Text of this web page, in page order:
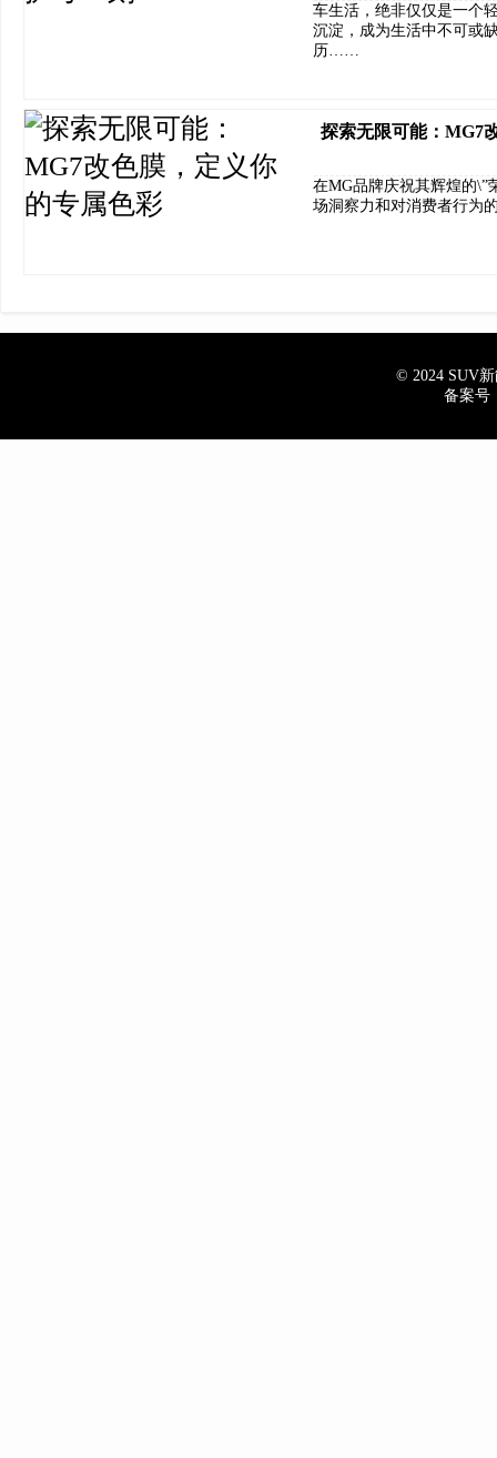
车生活，绝非仅仅是一个
沉淀，成为生活中不可或
历……
探索无限可能：MG7
在MG品牌庆祝其辉煌的\”
场洞察力和对消费者行为
© 2024 SUV新
备案号